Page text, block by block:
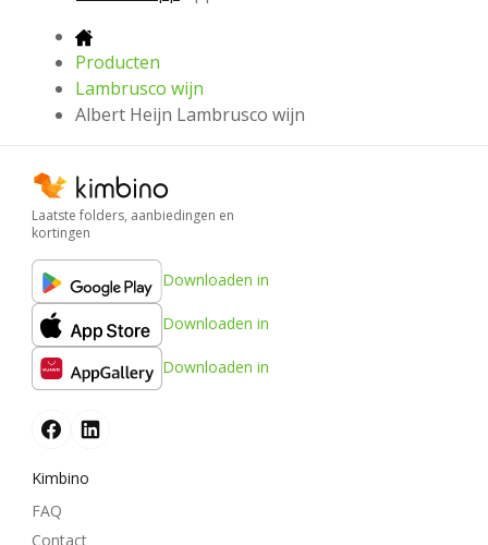
Producten
Lambrusco wijn
Albert Heijn Lambrusco wijn
Laatste folders, aanbiedingen en
kortingen
Downloaden in
Downloaden in
Downloaden in
Kimbino
FAQ
Contact